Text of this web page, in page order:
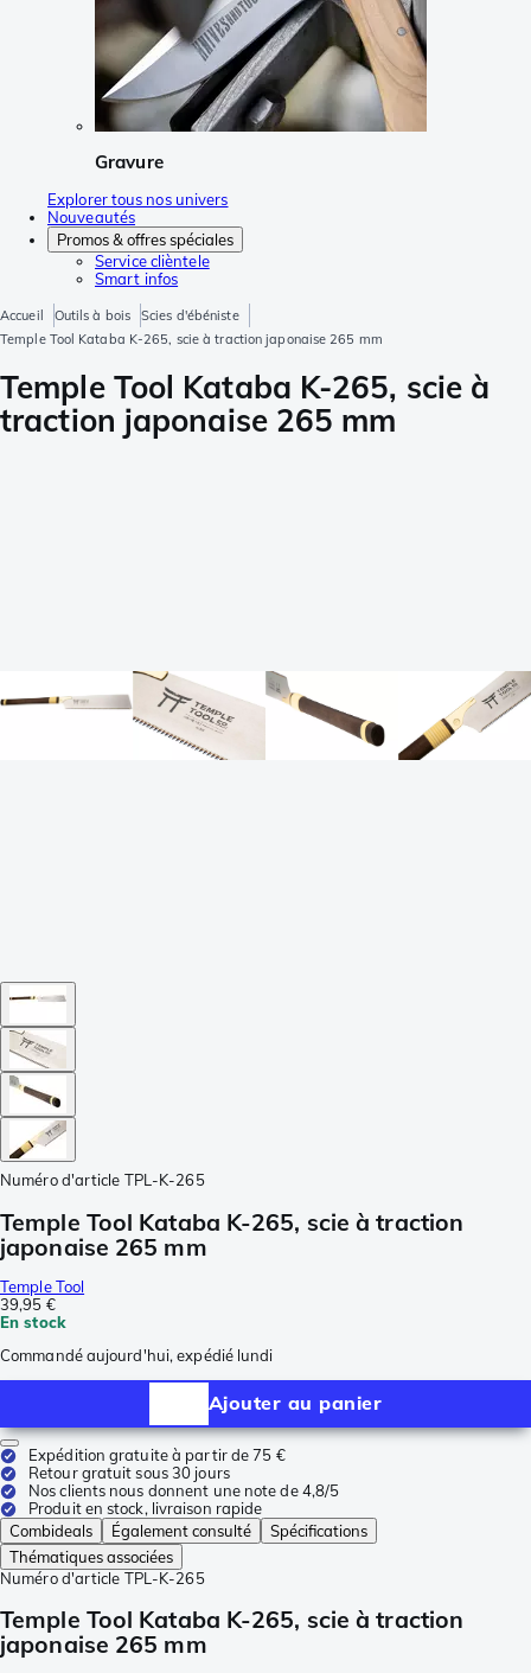
Gravure
Explorer tous nos univers
Nouveautés
Promos & offres spéciales
Service clièntele
Smart infos
Accueil Outils à bois
Scies d'ébéniste
Temple Tool Kataba K-265, scie à traction japonaise 265 mm
Temple Tool Kataba K-265, scie à
traction japonaise 265 mm
Numéro d'article TPL-K-265
Temple Tool Kataba K-265, scie à traction
japonaise 265 mm
Temple Tool
39,95 €
En stock
Commandé aujourd'hui, expédié lundi
Ajouter au panier
Expédition gratuite à partir de 75 €
Retour gratuit sous 30 jours
Nos clients nous donnent une note de 4,8/5
Produit en stock, livraison rapide
Combideals
Également consulté
Spécifications
Thématiques associées
Numéro d'article TPL-K-265
Temple Tool Kataba K-265, scie à traction
japonaise 265 mm